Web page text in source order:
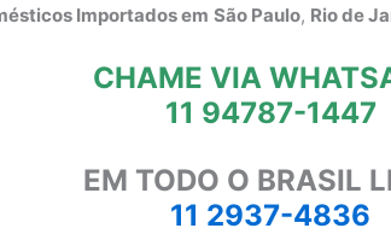
Importados em São Paulo, Rio de
CHAME VIA
11 94787-1447
EM TODO O BRASIL
11 2937-4836